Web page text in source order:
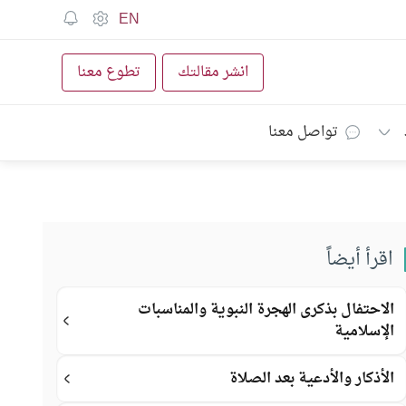
EN
انشر مقالتك تطوع معنا
تواصل معنا
اقرأ أيضاً
الاحتفال بذكرى الهجرة النبوية والمناسبات
الإسلامية
الأذكار والأدعية بعد الصلاة